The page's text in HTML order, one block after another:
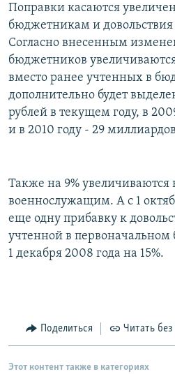
РАСПИСАНИЕ ВЕЩАНИЯ
ПОДПИШИТЕСЬ НА
СОЦИАЛЬНЫЕ СЕТИ
Поправки касаются
бюджетникам и
Согласно внесенным
бюджетников увеличиваются
вместо ранее учтенных в
дополнительно будет
рублей в текущем году, в
и в 2010 году - 29
Также на 9% увеличиваются
военнослужащим. А с 1
еще одну прибавку к
учтенной в
1 декабря 2008 года на 15%.
Поделиться Читать без
Этот контент также в категориях